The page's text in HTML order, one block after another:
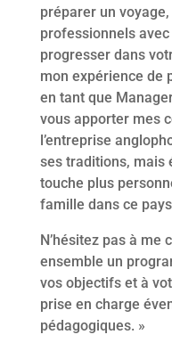
préparer un
professionnels avec
progresser dans
mon expérience de
en tant que
vous apporter mes
l’entreprise
ses traditions, mais
touche plus
famille dans ce
N’hésitez pas à me
ensemble un
vos objectifs et à
prise en charge
pédagogiques. »